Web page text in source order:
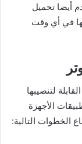
أيضا تحميل
في أي وقت
لتنصيبها
الأجهزة
الخطوات التالية: